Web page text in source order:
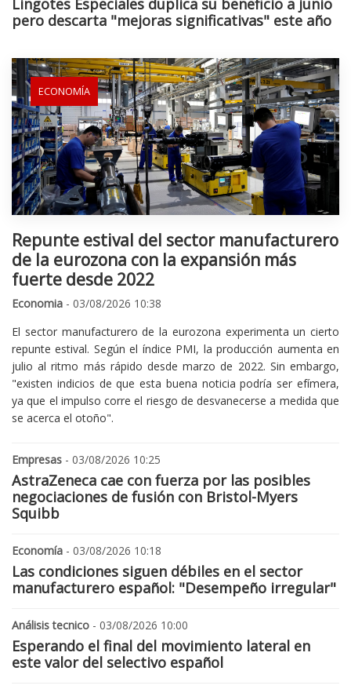
Lingotes Especiales duplica su beneficio a junio
pero descarta "mejoras significativas" este año
ECONOMÍA
Repunte estival del sector manufacturero
de la eurozona con la expansión más
fuerte desde 2022
Economia - 03/08/2026 10:38
El sector manufacturero de la eurozona experimenta un cierto
repunte estival. Según el índice PMI, la producción aumenta en
julio al ritmo más rápido desde marzo de 2022. Sin embargo,
"existen indicios de que esta buena noticia podría ser efímera,
ya que el impulso corre el riesgo de desvanecerse a medida que
se acerca el otoño".
Empresas - 03/08/2026 10:25
AstraZeneca cae con fuerza por las posibles
negociaciones de fusión con Bristol-Myers
Squibb
Economía - 03/08/2026 10:18
Las condiciones siguen débiles en el sector
manufacturero español: "Desempeño irregular"
Análisis tecnico - 03/08/2026 10:00
Esperando el final del movimiento lateral en
este valor del selectivo español